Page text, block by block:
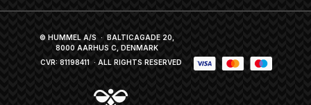
© HUMMEL A/S · BALTICAGADE 20,
8000 AARHUS C, DENMARK
CVR: 81198411 · ALL RIGHTS RESERVED